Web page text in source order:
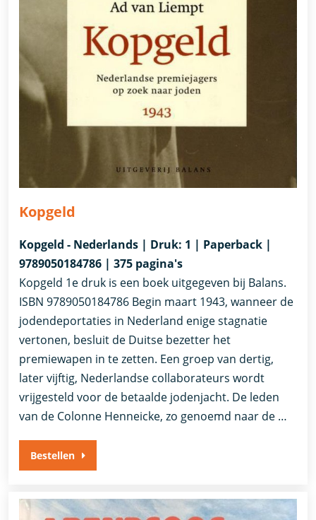
Kopgeld
Kopgeld - Nederlands | Druk: 1 | Paperback |
9789050184786 | 375 pagina's
Kopgeld 1e druk is een boek uitgegeven bij Balans.
ISBN 9789050184786 Begin maart 1943, wanneer de
jodendeportaties in Nederland enige stagnatie
vertonen, besluit de Duitse bezetter het
premiewapen in te zetten. Een groep van dertig,
later vijftig, Nederlandse collaborateurs wordt
vrijgesteld voor de betaalde jodenjacht. De leden
van de Colonne Henneicke, zo genoemd naar de …
Bestellen